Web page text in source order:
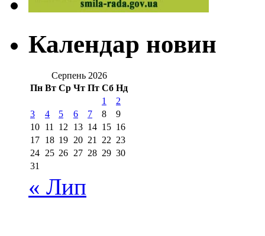
Календар новин
Серпень 2026
Пн Вт Ср Чт Пт Сб Нд
1
2
3
4 5 6 7 8
9
10 11 12 13 14 15 16
17 18 19 20 21 22 23
24 25 26 27 28 29 30
31
« Лип